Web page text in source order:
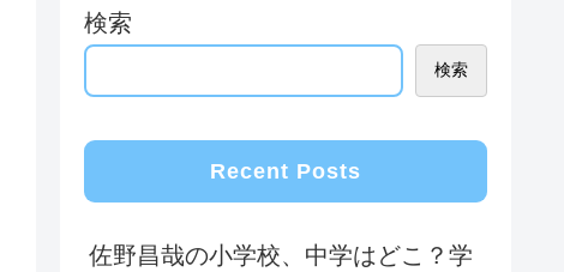
検索
検索
Recent Posts
佐野昌哉の小学校、中学はどこ？学